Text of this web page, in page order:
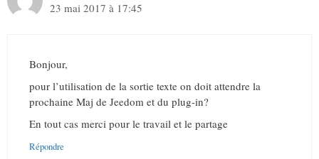
23 mai 2017 à 17:45
Bonjour,
pour l’utilisation de la sortie texte on doit attendre la
prochaine Maj de Jeedom et du plug-in?
En tout cas merci pour le travail et le partage
Répondre